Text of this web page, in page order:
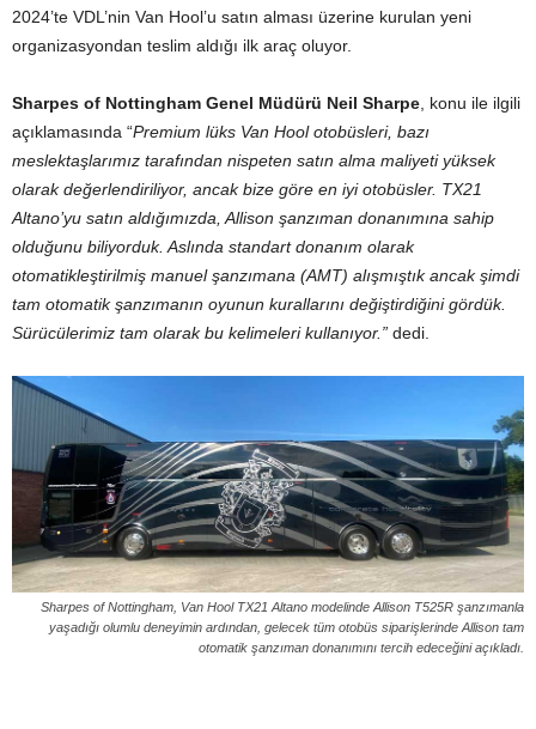
2024’te VDL’nin Van Hool’u satın alması üzerine kurulan yeni
organizasyondan teslim aldığı ilk araç oluyor.
Sharpes of Nottingham Genel Müdürü Neil Sharpe , konu ile ilgili
açıklamasında “Premium lüks Van Hool otobüsleri, bazı
meslektaşlarımız tarafından nispeten satın alma maliyeti yüksek
olarak değerlendiriliyor, ancak bize göre en iyi otobüsler. TX21
Altano’yu satın aldığımızda, Allison şanzıman donanımına sahip
olduğunu biliyorduk. Aslında standart donanım olarak
otomatikleştirilmiş manuel şanzımana (AMT) alışmıştık ancak şimdi
tam otomatik şanzımanın oyunun kurallarını değiştirdiğini gördük.
Sürücülerimiz tam olarak bu kelimeleri kullanıyor.” dedi.
Sharpes of Nottingham, Van Hool TX21 Altano modelinde Allison T525R şanzımanla
yaşadığı olumlu deneyimin ardından, gelecek tüm otobüs siparişlerinde Allison tam
otomatik şanzıman donanımını tercih edeceğini açıkladı.